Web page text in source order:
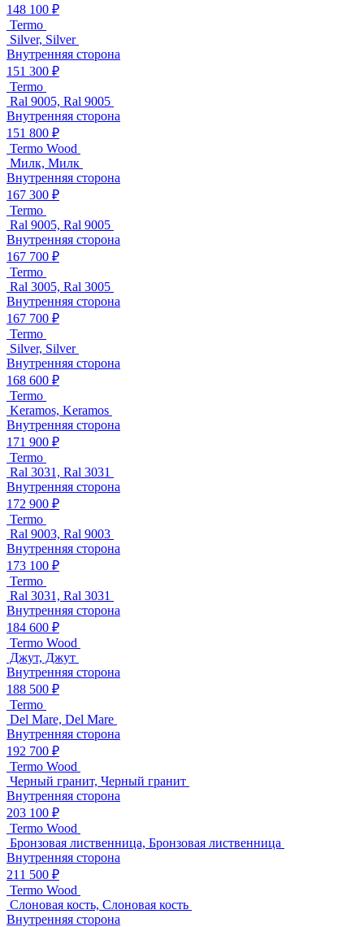
148 100 ₽
Termo
Silver, Silver
Внутренняя сторона
151 300 ₽
Termo
Ral 9005, Ral 9005
Внутренняя сторона
151 800 ₽
Termo Wood
Милк, Милк
Внутренняя сторона
167 300 ₽
Termo
Ral 9005, Ral 9005
Внутренняя сторона
167 700 ₽
Termo
Ral 3005, Ral 3005
Внутренняя сторона
167 700 ₽
Termo
Silver, Silver
Внутренняя сторона
168 600 ₽
Termo
Keramos, Keramos
Внутренняя сторона
171 900 ₽
Termo
Ral 3031, Ral 3031
Внутренняя сторона
172 900 ₽
Termo
Ral 9003, Ral 9003
Внутренняя сторона
173 100 ₽
Termo
Ral 3031, Ral 3031
Внутренняя сторона
184 600 ₽
Termo Wood
Джут, Джут
Внутренняя сторона
188 500 ₽
Termo
Del Mare, Del Mare
Внутренняя сторона
192 700 ₽
Termo Wood
Черный гранит, Черный гранит
Внутренняя сторона
203 100 ₽
Termo Wood
Бронзовая лиственница, Бронзовая лиственница
Внутренняя сторона
211 500 ₽
Termo Wood
Слоновая кость, Слоновая кость
Внутренняя сторона